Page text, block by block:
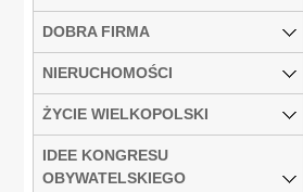
DOBRA FIRMA
NIERUCHOMOŚCI
ŻYCIE WIELKOPOLSKI
IDEE KONGRESU
OBYWATELSKIEGO